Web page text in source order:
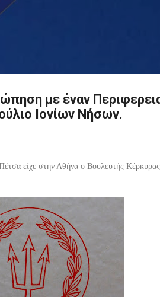
στο κύριο περιεχόμενο
με έναν
Ιονίων Νήσων.
είχε στην Αθήνα ο Βουλευτής